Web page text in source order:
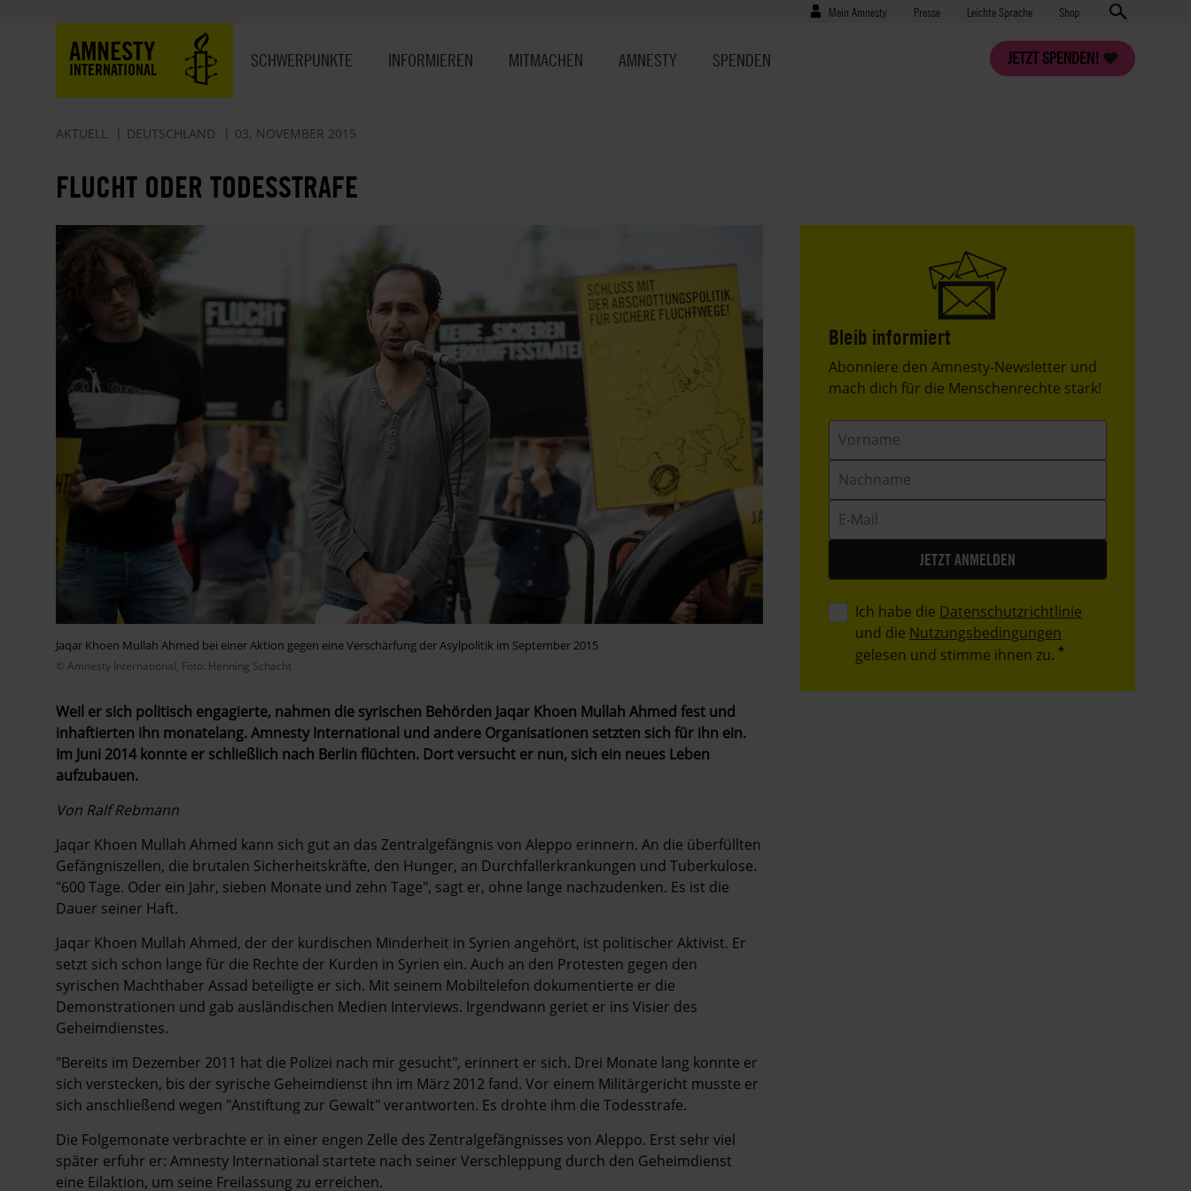
Benutzermenü
Mein Amnesty Presse
Presse Leichte Sprache Shop
AMNESTY
INTERNATIONAL
JETZT SPENDEN!
SCHWERPUNKTE INFORMIEREN MITMACHEN AMNESTY SPENDEN
AKTUELL DEUTSCHLAND 03. NOVEMBER 2015
FLUCHT ODER TODESSTRAFE
Jaqar Khoen Mullah Ahmed bei einer Aktion gegen eine Verschärfung der Asylpolitik im September 2015
© Amnesty International, Foto: Henning Schacht
Weil er sich politisch engagierte, nahmen die syrischen Behörden Jaqar Khoen Mullah Ahmed fest und
inhaftierten ihn monatelang. Amnesty International und andere Organisationen setzten sich für ihn ein.
Im Juni 2014 konnte er schließlich nach Berlin flüchten. Dort versucht er nun, sich ein neues Leben
aufzubauen.
Von Ralf Rebmann
Jaqar Khoen Mullah Ahmed kann sich gut an das Zentralgefängnis von Aleppo erinnern. An die überfüllten
Gefängniszellen, die brutalen Sicherheitskräfte, den Hunger, an Durchfallerkrankungen und Tuberkulose.
"600 Tage. Oder ein Jahr, sieben Monate und zehn Tage", sagt er, ohne lange nachzudenken. Es ist die
Dauer seiner Haft.
Jaqar Khoen Mullah Ahmed, der der kurdischen Minderheit in Syrien angehört, ist politischer Aktivist. Er
setzt sich schon lange für die Rechte der Kurden in Syrien ein. Auch an den Protesten gegen den
syrischen Machthaber Assad beteiligte er sich. Mit seinem Mobiltelefon dokumentierte er die
Demonstrationen und gab ausländischen Medien Interviews. Irgendwann geriet er ins Visier des
Geheimdienstes.
"Bereits im Dezember 2011 hat die Polizei nach mir gesucht", erinnert er sich. Drei Monate lang konnte er
sich verstecken, bis der syrische Geheimdienst ihn im März 2012 fand. Vor einem Militärgericht musste er
sich anschließend wegen "Anstiftung zur Gewalt" verantworten. Es drohte ihm die Todesstrafe.
Die Folgemonate verbrachte er in einer engen Zelle des Zentralgefängnisses von Aleppo. Erst sehr viel
später erfuhr er: Amnesty International startete nach seiner Verschleppung durch den Geheimdienst
eine Eilaktion, um seine Freilassung zu erreichen.
Bleib informiert
Header
Text
Abonniere den Amnesty-Newsletter und
mach dich für die Menschenrechte stark!
Vorname
Nachname
E-
Mail
Ich habe die Datenschutzrichtlinie
und die Nutzungsbedingungen
gelesen und stimme ihnen zu.